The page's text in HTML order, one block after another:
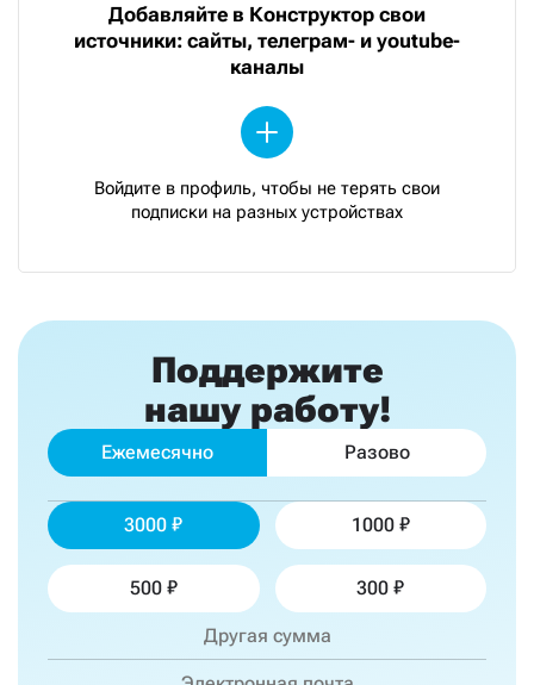
Добавляйте в Конструктор свои
источники: сайты, телеграм- и youtube-
каналы
Войдите в профиль, чтобы не терять свои
подписки на разных устройствах
Поддержите
нашу работу!
Ежемесячно Разово
3000 1000
500 300